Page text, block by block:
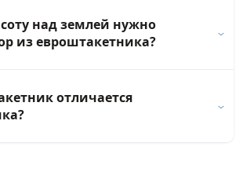
над землей нужно
из евроштакетника?
отличается